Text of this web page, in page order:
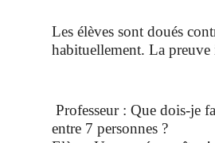
Les élèves sont doués
habituellement. La preuve
Professeur : Que dois-je
entre 7 personnes ?